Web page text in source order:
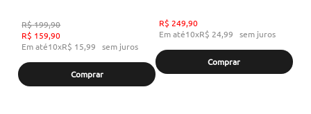
R$199,90
R$ 159,90
Em até10xR$ 15,99 sem juros
Comprar
R$ 249,90
Em até10xR$ 24,99 sem juros
Comprar